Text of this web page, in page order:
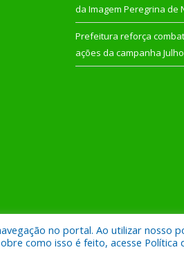
da Imagem Peregrina de
Prefeitura reforça
ações da campanha
de Rurópolis.
no portal. Ao utilizar nosso
como isso é feito, acesse Política